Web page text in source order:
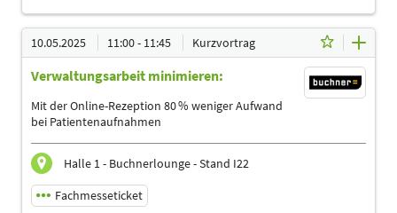
10.05.2025 | 10:00 - 10:45
Ralf Buchner
Referent
Sprache
Deutsch
Themen
Ergotherapeuten | Logopäden, Sprachtherapeuten |
Sporttherapeuten
10.05.2025 11:00 - 11:45 Kurzvortrag
Verwaltungsarbeit minimieren:
Mit der Online-Rezeption 80 % weniger Aufwand
bei Patientenaufnahmen
Halle 1 - Buchnerlounge - Stand I22
Fachmesseticket